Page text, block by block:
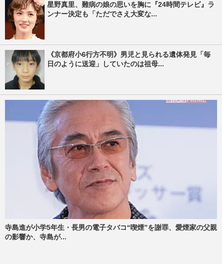
星野真里、難病の娘の思いを胸に『24時間テレビ』ラ
ンナー決定も「ただでさえ大変な...
《京都府小6行方不明》男児と見られる遺体発見「毎
日のように送迎」していたのは祖母...
寺島進が小学5年生・長男の電子タバコ“喫煙”を謝罪、愛煙家の父親
の影響か、寺島が...